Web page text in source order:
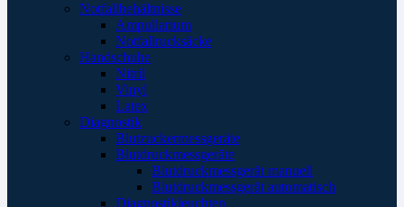
Notfallbehältnisse
Ampullarium
Notfallrucksäcke
Handschuhe
Nitril
Vinyl
Latex
Diagnostik
Blutzuckermessgeräte
Blutdruckmessgeräte
Blutdruckmessgerät manuell
Blutdruckmessgerät automatisch
Diagnostikleuchten